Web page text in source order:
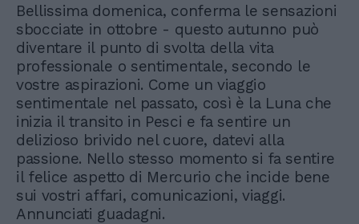
Bellissima domenica, conferma le sensazioni
sbocciate in ottobre - questo autunno può
diventare il punto di svolta della vita
professionale o sentimentale, secondo le
vostre aspirazioni. Come un viaggio
sentimentale nel passato, così è la Luna che
inizia il transito in Pesci e fa sentire un
delizioso brivido nel cuore, datevi alla
passione. Nello stesso momento si fa sentire
il felice aspetto di Mercurio che incide bene
sui vostri affari, comunicazioni, viaggi.
Annunciati guadagni.